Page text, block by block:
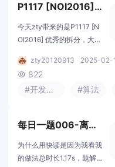
有这样一句话“聪明的小朋
友，当你连续答对1993032
4次询问后会得到一个惊喜
喜，于是每天都在玩这个玩
具。但由于他粗心大意，经
常算错数，难以达到这个目
P1117 [NOI2016]
优秀的拆分
今天zty带来的是P1117 [N
OI2016] 优秀的拆分，大家
新呢是会多起来的大概一天
三四个吧,zty最近在冲榜大
家多加支持先赞后看养成习
zty20120913 2025-02-
 822
#开发语言
#算法
每日一题006-离散
化和哈希-洛谷p195
5程序自动分析
为什么用快读是因为我看我
的做法总时长1.17s，题解里